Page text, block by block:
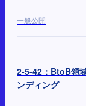
一般公開
2-5-42：BtoB領
ンディング